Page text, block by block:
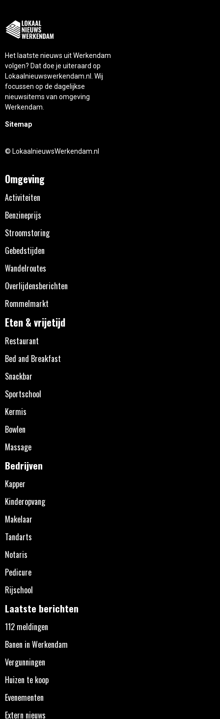
Het laatste nieuws uit Werkendam
volgen? Dat doe je uiteraard op
Lokaalnieuwswerkendam.nl. Wij
focussen op de dagelijkse
nieuwsitems van omgeving
Werkendam.
Sitemap
© LokaalnieuwsWerkendam.nl
Omgeving
Activiteiten
Benzineprijs
Stroomstoring
Gebedstijden
Wandelroutes
Overlijdensberichten
Rommelmarkt
Eten & vrijetijd
Restaurant
Bed and Breakfast
Snackbar
Sportschool
Kermis
Bowlen
Massage
Bedrijven
Kapper
Kinderopvang
Makelaar
Tandarts
Notaris
Pedicure
Rijschool
Laatste berichten
112 meldingen
Banen in Werkendam
Vergunningen
Huizen te koop
Evenementen
Extern nieuws